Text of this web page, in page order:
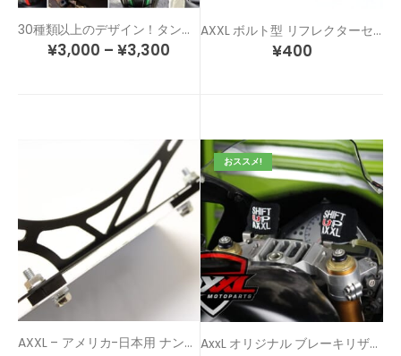
30種類以上のデザイン！タンクのドレスアップ＆傷防止！カスタム タンクパッド
¥3,000 – ¥3,300
AXXL ボルト型 リフレクターセット
¥400
AXXL – アメリカ-日本用 ナンバー穴 変換ステーキット
おススメ!
AxxL オリジナル ブレーキリザーバーカバーセット